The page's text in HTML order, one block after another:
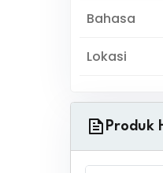
Bahasa
Lokasi
Produk